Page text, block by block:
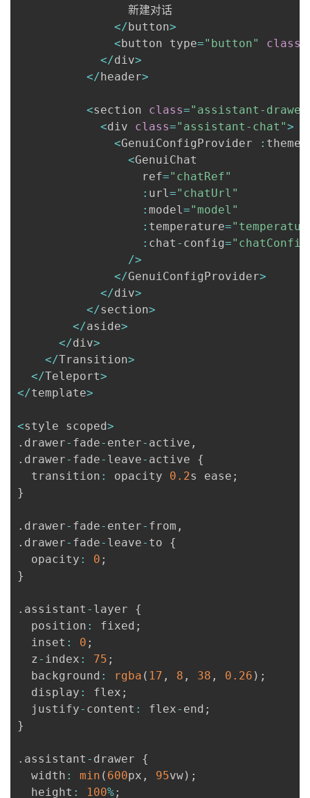
                新建对话
</button>
<button type="button" class
</div>
</header>
<section class="assistant-
<div class="assistant-chat">
<GenuiConfigProvider : theme
<GenuiChat
                  ref
="chatRef"
: url="chatUrl"
: model="model"
: temperature=
: chat - config=
/>
</GenuiConfigProvider>
</div>
</section>
</aside>
</div>
</Transition>
</Teleport>
</template>
<style scoped>
. drawer- fade- enter- active ,
. drawer- fade- leave- active {
  transition
: opacity 0.2s ease ;
}
. drawer- fade- enter- from ,
. drawer- fade- leave- to {
  opacity
: 0 ;
}
. assistant - layer {
  position
: fixed ;
  inset
: 0 ;
  z
- index : 75 ;
  background
: rgba ( 17 , 8 , 38 , 0.26 ) ;
  display
: flex ;
  justify
- content : flex- end ;
}
. assistant - drawer {
  width
: min ( 600px , 95vw) ;
  height
: 100%;